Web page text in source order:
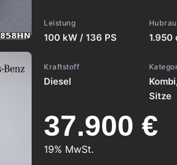
Leistung
100 kW / 136 PS 1.950
Kraftstoff
Diesel
Sitze
37.900 €
19% MwSt.